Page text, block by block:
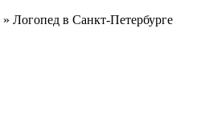
» Логопед в Санкт-Петербурге